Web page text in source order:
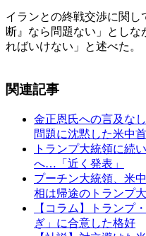
イランとの終戦交渉に関し
断』なら問題ない」とし
ればいけない」と述べた。
関連記事
金正恩氏への言及な
問題に沈黙した米中
トランプ大統領に続
へ…「近く発表」
プーチン大統領、米
相は帰途のトランプ
【コラム】トランプ
ぎ」に合意した格好